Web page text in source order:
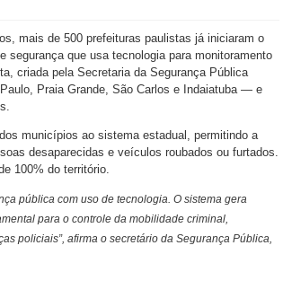
mais de 500 prefeituras paulistas já iniciaram o
segurança que usa tecnologia para monitoramento
criada pela Secretaria da Segurança Pública
Praia Grande, São Carlos e Indaiatuba — e
municípios ao sistema estadual, permitindo a
desaparecidas e veículos roubados ou furtados.
100% do território.
pública com uso de tecnologia. O sistema gera
para o controle da mobilidade criminal,
policiais”, afirma o secretário da Segurança Pública,